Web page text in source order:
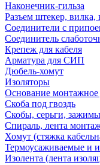
Наконечник-гильза
Разъем штекер,
Соединители с
Соединитель
Крепеж для кабеля
Арматура для СИП
Дюбель-хомут
Изоляторы
Основание монтажное
Скоба под гвоздь
Скобы, серьги,
Спираль, лента
Хомут (стяжка
Термоусаживаемые и
Изолента (лента